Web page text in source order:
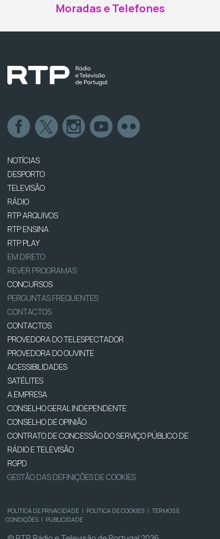
Moradas e Telefones
NOTÍCIAS
DESPORTO
TELEVISÃO
RÁDIO
RTP ARQUIVOS
RTP ENSINA
RTP PLAY
EM DIRETO
REVER PROGRAMAS
CONCURSOS
PERGUNTAS FREQUENTES
CONTACTOS
CONTACTOS
PROVEDORA DO TELESPECTADOR
PROVEDORA DO OUVINTE
ACESSIBILIDADES
SATÉLITES
A EMPRESA
CONSELHO GERAL INDEPENDENTE
CONSELHO DE OPINIÃO
CONTRATO DE CONCESSÃO DO SERVIÇO PÚBLICO DE
RÁDIO E TELEVISÃO
RGPD
GESTÃO DAS DEFINIÇÕES DE COOKIES
POLÍTICA DE PRIVACIDADE | POLÍTICA DE COOKIES | TERMOS E
CONDIÇÕES | PUBLICIDADE